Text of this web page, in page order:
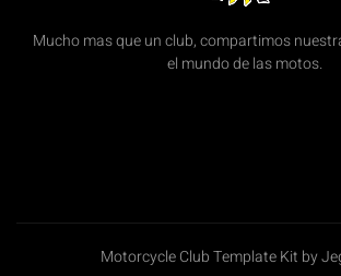
Mucho mas que un club, compartimos
el mundo de las motos.
Motorcycle Club Template Kit by